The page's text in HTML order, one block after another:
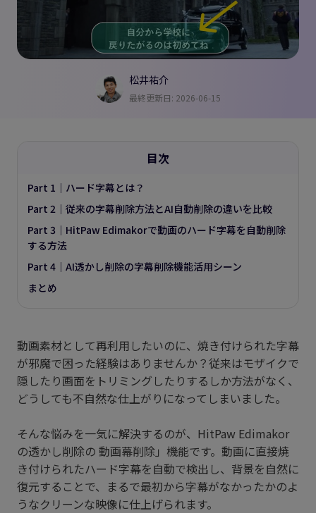
松井祐介
最終更新日: 2026-06-15
目次
Part 1｜ハード字幕とは？
Part 2｜従来の字幕削除方法とAI自動削除の違いを比較
Part 3｜HitPaw Edimakorで動画のハード字幕を自動削除
する方法
Part 4｜AI透かし削除の字幕削除機能活用シーン
まとめ
動画素材として再利用したいのに、焼き付けられた字幕
が邪魔で困った経験はありませんか？従来はモザイクで
隠したり画面をトリミングしたりするしか方法がなく、
どうしても不自然な仕上がりになってしまいました。
そんな悩みを一気に解決するのが、HitPaw Edimakor
の透かし削除の 動画幕削除」機能です。動画に直接焼
き付けられたハード字幕を自動で検出し、背景を自然に
復元することで、まるで最初から字幕がなかったかのよ
うなクリーンな映像に仕上げられます。